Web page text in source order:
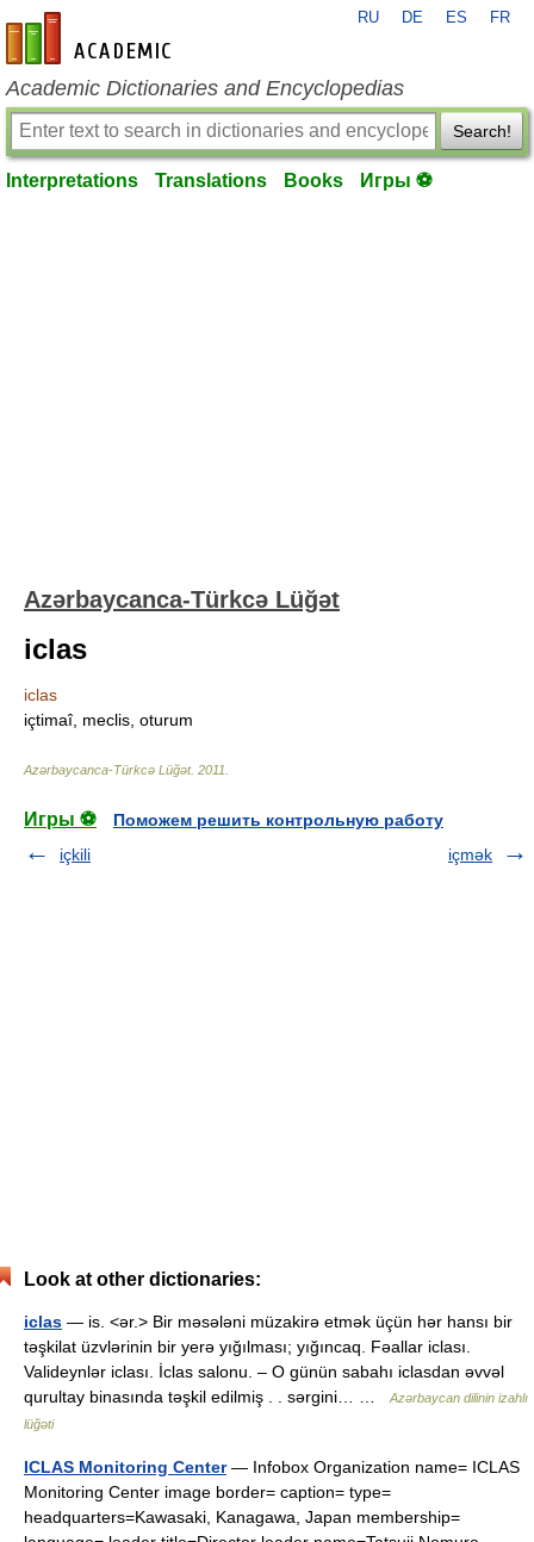
en-academic.com
RU DE ES FR
Academic Dictionaries and Encyclopedias
Search!
Interpretations Translations Books Игры ⚽
Azərbaycanca-Türkcə Lüğət
iclas
iclas
içtimaî, meclis, oturum
Azərbaycanca-Türkcə Lüğət. 2011
Игры ⚽
Поможем решить контрольную работу
içkili
içmək
Look at other dictionaries:
iclas — is. <ər.> Bir məsələni müzakirə etmək üçün hər hansı bir
təşkilat üzvlərinin bir yerə yığılması; yığıncaq. Fəallar iclası.
Valideynlər iclası. İclas salonu. – O günün sabahı iclasdan əvvəl
qurultay binasında təşkil edilmiş . . sərgini… …
Azərbaycan dilinin izahlı
lüğəti
ICLAS Monitoring Center— Infobox Organization name= ICLAS
Monitoring Center image border= caption= type=
headquarters=Kawasaki, Kanagawa, Japan membership=